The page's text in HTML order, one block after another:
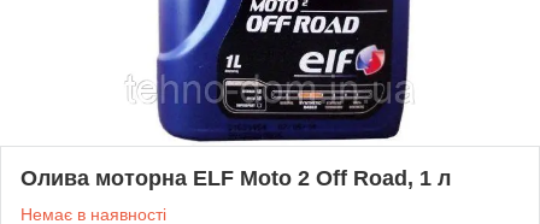
Олива моторна ELF Moto 2 Off Road, 1 л
Немає в наявності